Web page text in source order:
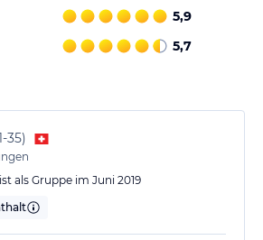
5,9
5,7
35)
als Gruppe im Juni 2019